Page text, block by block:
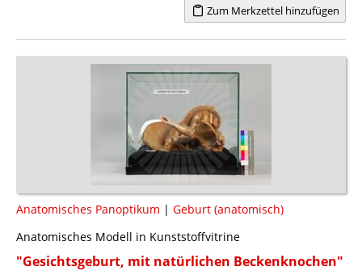
Zum Merkzettel hinzufügen
Anatomisches Panoptikum | Geburt (anatomisch)
Anatomisches Modell in Kunststoffvitrine
"Gesichtsgeburt, mit natürlichen Beckenknochen"